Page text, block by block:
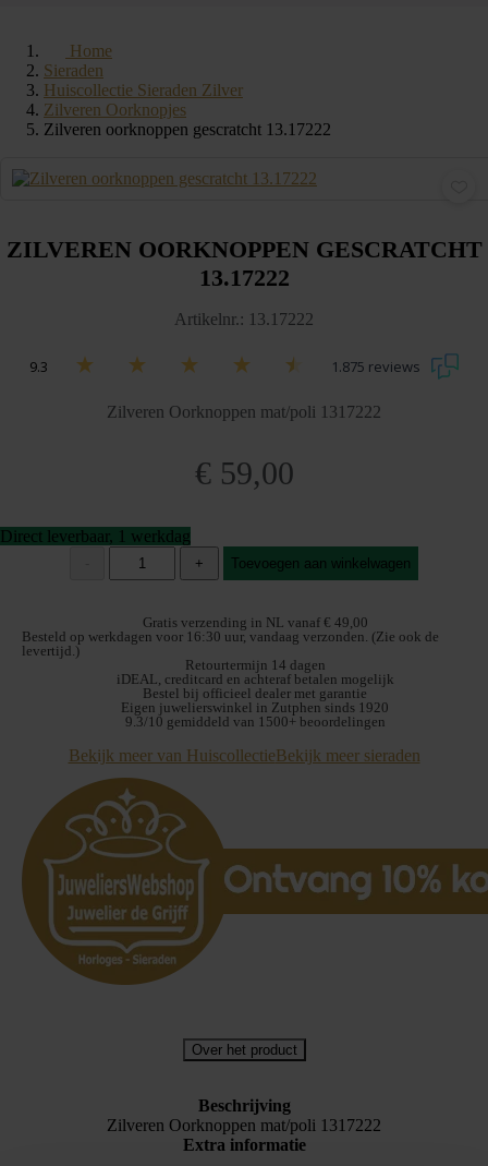
Home
Sieraden
Huiscollectie Sieraden Zilver
Zilveren Oorknopjes
Zilveren oorknoppen gescratcht 13.17222
ZILVEREN OORKNOPPEN GESCRATCHT
13.17222
Artikelnr.: 13.17222
9.3 1.875 reviews
Zilveren Oorknoppen mat/poli 1317222
€ 59,00
Direct leverbaar, 1 werkdag
Zilveren
oorknoppen
13.17222
aantal
+ Toevoegen aan winkelwagen
Gratis verzending in NL vanaf € 49,00
Besteld op werkdagen voor 16:30 uur, vandaag verzonden. (Zie ook de
levertijd.)
Retourtermijn 14 dagen
iDEAL, creditcard en achteraf betalen mogelijk
Bestel bij officieel dealer met garantie
Eigen juwelierswinkel in Zutphen sinds 1920
9.3/10 gemiddeld van 1500+ beoordelingen
Bekijk meer van HuiscollectieBekijk meer sieraden
Over het product
Beschrijving
Zilveren Oorknoppen mat/poli 1317222
Extra informatie